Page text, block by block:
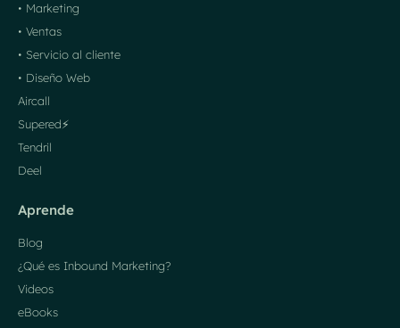
• Marketing
• Ventas
• Servicio al cliente
• Diseño Web
Aircall
Supered⚡️
Tendril
Deel
Aprende
Blog
¿Qué es Inbound Marketing?
Videos
eBooks